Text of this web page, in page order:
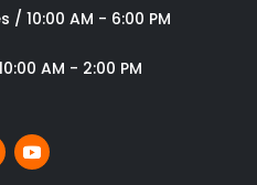
/ 10:00 AM - 6:00 PM
AM - 2:00 PM